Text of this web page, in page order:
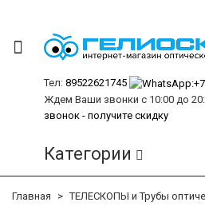
Тел: 89522621745
Ждем Ваши звонки с 10:00 до
звонок - получите скидку
Категории
Главная ТЕЛЕСКОПЫ и Трубы